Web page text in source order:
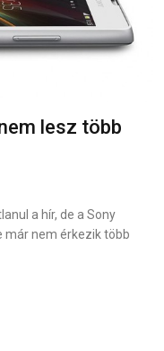
lesz több
a hír, de a Sony
már nem érkezik több